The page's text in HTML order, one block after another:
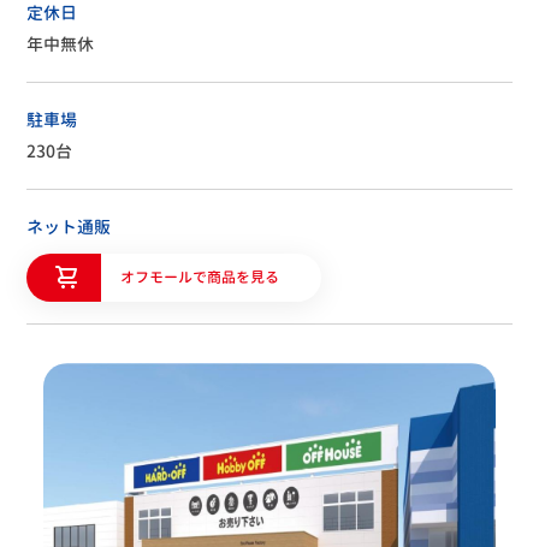
定休日
年中無休
駐車場
230台
ネット通販
オフモールで商品を見る